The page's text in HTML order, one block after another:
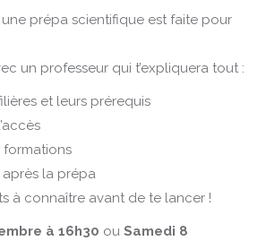
prépa scientifique est faite pour
un professeur qui t’expliquera tout :
et leurs prérequis
formations
la prépa
à connaître avant de te lancer !
à 16h30 ou Samedi 8